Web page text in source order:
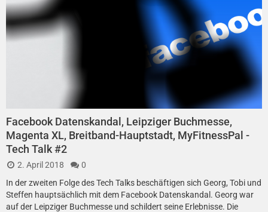
Facebook Datenskandal, Leipziger Buchmesse,
Magenta XL, Breitband-Hauptstadt, MyFitnessPal -
Tech Talk #2
2. April 2018
0
In der zweiten Folge des Tech Talks beschäftigen sich Georg, Tobi und
Steffen hauptsächlich mit dem Facebook Datenskandal. Georg war
auf der Leipziger Buchmesse und schildert seine Erlebnisse. Die